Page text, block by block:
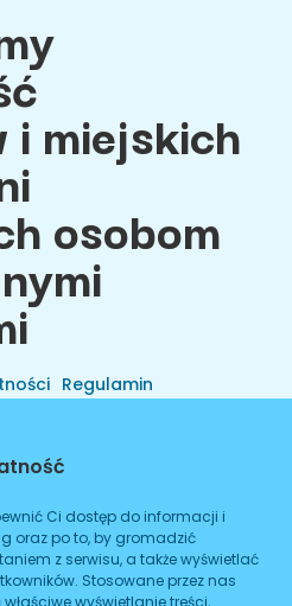
i miejskich
osobom
Regulamin
Ci dostęp do informacji i
oraz po to, by gromadzić
z serwisu, a także wyświetlać
Stosowane przez nas
wyświetlanie treści,